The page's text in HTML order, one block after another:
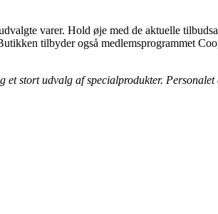
varer. Hold øje med de aktuelle
tilbyder også medlemsprogrammet
stort udvalg af specialprodukter.